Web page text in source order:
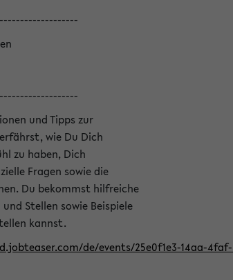
und Tipps zur
wie Du Dich
zu haben, Dich
Fragen sowie die
Du bekommst hilfreiche
Stellen sowie Beispiele
kannst.
de/events/25e0f1e3-14aa-